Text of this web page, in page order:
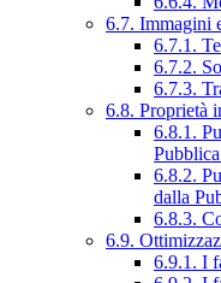
6.7. Immagini
6.7.1.
6.7.2.
6.7.3.
6.8. Proprietà
6.8.1.
6.8.2.
dalla
6.8.3.
6.9.
6.9.1. I